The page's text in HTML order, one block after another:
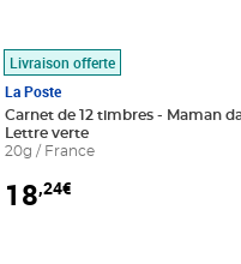
au panier
Livraison offerte
La Poste
Carnet de 12 timbres - Maman
Lettre verte
20g / France
18,24€